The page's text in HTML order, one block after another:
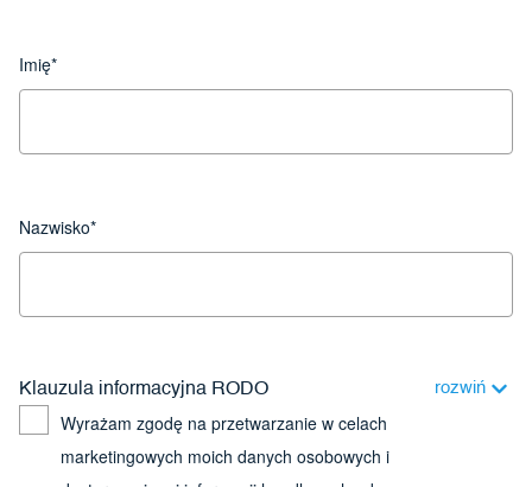
Imię*
Nazwisko*
Klauzula informacyjna RODO rozwiń
Wyrażam zgodę na przetwarzanie w celach
marketingowych moich danych osobowych i